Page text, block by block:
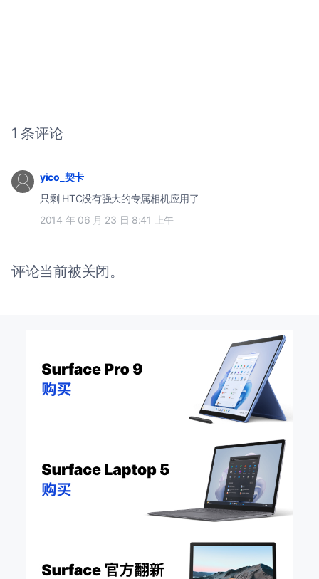
1 条评论
yico_契卡
只剩 HTC没有强大的专属相机应用了
2014 年 06 月 23 日 8:41 上午
评论当前被关闭。